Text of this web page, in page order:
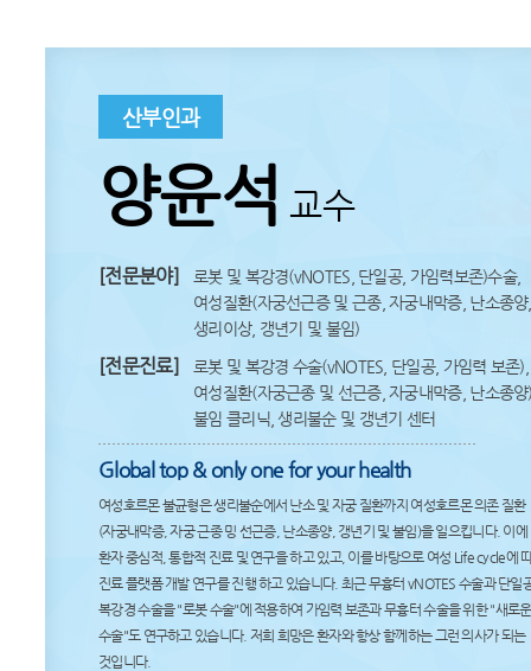
산부인과
양윤석 교수
[전문분야]
로봇 및 복강경(vNOTES, 단일공, 가임력보존)수술,
여성질환(자궁선근증 및 근종, 자궁내막증, 난소종양,
생리이상, 갱년기 및 불임)
[전문진료]
로봇 및 복강경 수술(vNOTES, 단일공, 가임력 보존),
여성질환(자궁근종 및 선근증, 자궁내막증, 난소종양
불임 클리닉, 생리불순 및 갱년기 센터
Global top & only one for your health
여성호르몬 불균형은 생리불순에서 난소 및 자궁 질환까지 여성호르몬 의존 질환
(자궁내막증, 자궁 근종 밍 선근증, 난소종양, 갱년기 및 불임)을 일으킵니다. 이에
환자 중심적, 통합적 진료 및 연구을 하고 있고, 이를 바탕으로 여성 Life cycle에
진료 플랫폼 개발 연구를 진행 하고 있습니다. 최근 무흉터 vNOTES 수술과 단일
복강경 수술을 "로봇 수술"에 적용하여 가임력 보존과 무흉터 수술을 위한 "새로
수술"도 연구하고 있습니다. 저희 희망은 환자와 항상 함께하는 그런 의사가 되는
것입니다.